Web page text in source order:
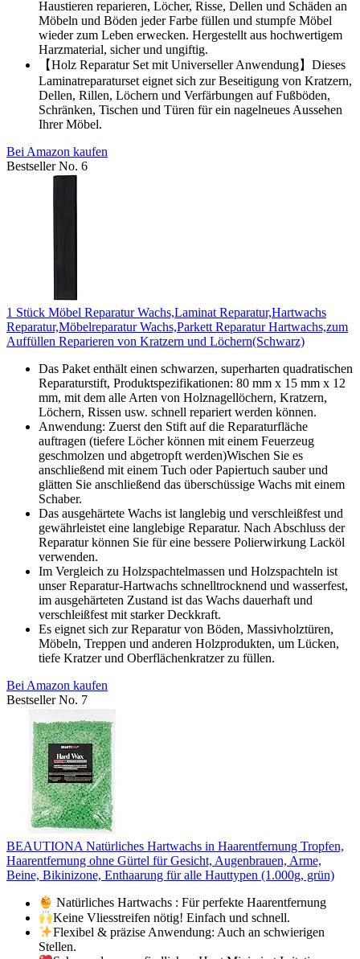
Haustieren reparieren, Löcher, Risse, Dellen und Schäden an
Möbeln und Böden jeder Farbe füllen und stumpfe Möbel
wieder zum Leben erwecken. Hergestellt aus hochwertigem
Harzmaterial, sicher und ungiftig.
【Holz Reparatur Set mit Universeller Anwendung】Dieses
Laminatreparaturset eignet sich zur Beseitigung von Kratzern,
Dellen, Rillen, Löchern und Verfärbungen auf Fußböden,
Schränken, Tischen und Türen für ein nagelneues Aussehen
Ihrer Möbel.
Bei Amazon kaufen
Bestseller No. 6
1 Stück Möbel Reparatur Wachs,Laminat Reparatur,Hartwachs
Reparatur,Möbelreparatur Wachs,Parkett Reparatur Hartwachs,zum
Auffüllen Reparieren von Kratzern und Löchern(Schwarz)
Das Paket enthält einen schwarzen, superharten quadratischen
Reparaturstift, Produktspezifikationen: 80 mm x 15 mm x 12
mm, mit dem alle Arten von Holznagellöchern, Kratzern,
Löchern, Rissen usw. schnell repariert werden können.
Anwendung: Zuerst den Stift auf die Reparaturfläche
auftragen (tiefere Löcher können mit einem Feuerzeug
geschmolzen und abgetropft werden)Wischen Sie es
anschließend mit einem Tuch oder Papiertuch sauber und
glätten Sie anschließend das überschüssige Wachs mit einem
Schaber.
Das ausgehärtete Wachs ist langlebig und verschleißfest und
gewährleistet eine langlebige Reparatur. Nach Abschluss der
Reparatur können Sie für eine bessere Polierwirkung Lacköl
verwenden.
Im Vergleich zu Holzspachtelmassen und Holzspachteln ist
unser Reparatur-Hartwachs schnelltrocknend und wasserfest,
im ausgehärteten Zustand ist das Wachs dauerhaft und
verschleißfest mit starker Deckkraft.
Es eignet sich zur Reparatur von Böden, Massivholztüren,
Möbeln, Treppen und anderen Holzprodukten, um Lücken,
tiefe Kratzer und Oberflächenkratzer zu füllen.
Bei Amazon kaufen
Bestseller No. 7
BEAUTIONA Natürliches Hartwachs in Haarentfernung Tropfen,
Haarentfernung ohne Gürtel für Gesicht, Augenbrauen, Arme,
Beine, Bikinizone, Enthaarung für alle Hauttypen (1.000g, grün)
Natürliches Hartwachs : Für perfekte Haarentfernung
Keine Vliesstreifen nötig! Einfach und schnell.
Flexibel & präzise Anwendung: Auch an schwierigen
Stellen.